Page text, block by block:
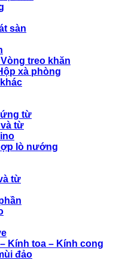
sàn
treo khăn
xà phòng
ứng từ
và từ
lò nướng
từ
Kính toa – Kính cong
đảo